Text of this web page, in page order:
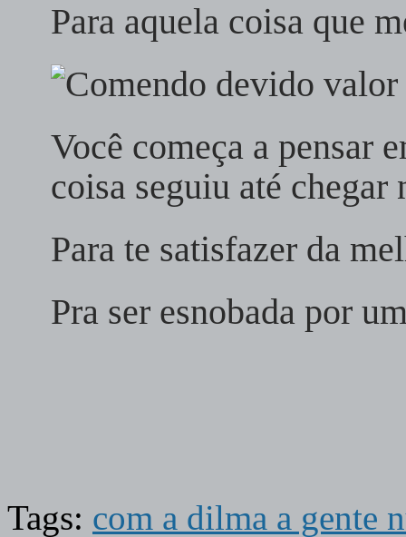
Para aquela coisa que
Você começa a pensar
coisa seguiu até chegar
Para te satisfazer da
Pra ser esnobada por
Tags: com a dilma a gente